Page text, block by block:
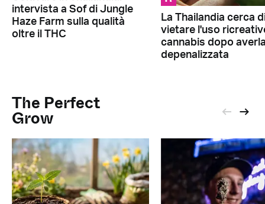
intervista a Sof di Jungle
Haze Farm sulla qualità
oltre il THC
La Thailandia cerca
vietare l'uso
cannabis dopo
depenalizzata
The Perfect
Grow